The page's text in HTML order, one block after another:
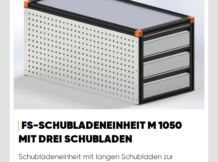
FS-SCHUBLADENEINHEIT M 1050
MIT DREI SCHUBLADEN
Schubladeneinheit mit langen Schubladen zur